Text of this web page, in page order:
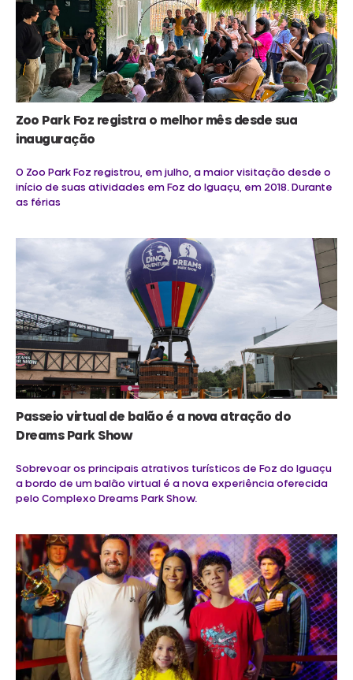
Zoo Park Foz registra o melhor mês desde sua
inauguração
O Zoo Park Foz registrou, em julho, a maior visitação desde o
início de suas atividades em Foz do Iguaçu, em 2018. Durante
as férias
Passeio virtual de balão é a nova atração do
Dreams Park Show
Sobrevoar os principais atrativos turísticos de Foz do Iguaçu
a bordo de um balão virtual é a nova experiência oferecida
pelo Complexo Dreams Park Show.